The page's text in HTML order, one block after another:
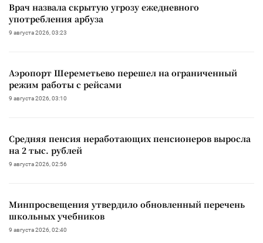
Врач назвала скрытую угрозу ежедневного
употребления арбуза
9 августа 2026, 03:23
Аэропорт Шереметьево перешел на ограниченный
режим работы с рейсами
9 августа 2026, 03:10
Средняя пенсия неработающих пенсионеров выросла
на 2 тыс. рублей
9 августа 2026, 02:56
Минпросвещения утвердило обновленный перечень
школьных учебников
9 августа 2026, 02:40